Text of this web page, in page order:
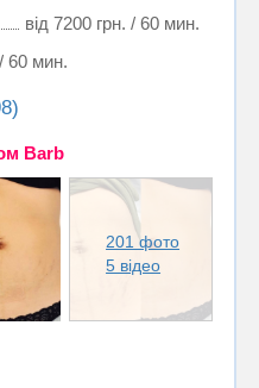
від 7200 грн. / 60 мин.
60 мин.
Barb
201 фото
5 відео